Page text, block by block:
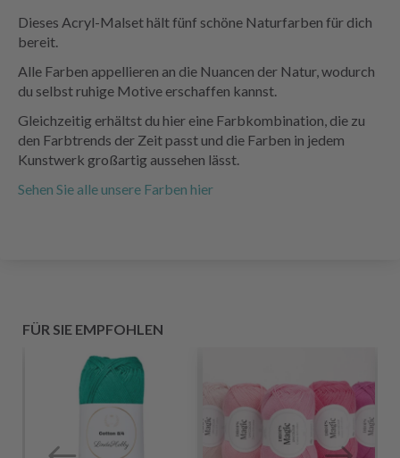
Dieses Acryl-Malset hält fünf schöne Naturfarben für dich
bereit.
Alle Farben appellieren an die Nuancen der Natur, wodurch
du selbst ruhige Motive erschaffen kannst.
Gleichzeitig erhältst du hier eine Farbkombination, die zu
den Farbtrends der Zeit passt und die Farben in jedem
Kunstwerk großartig aussehen lässt.
Sehen Sie alle unsere Farben hier
FÜR SIE EMPFOHLEN